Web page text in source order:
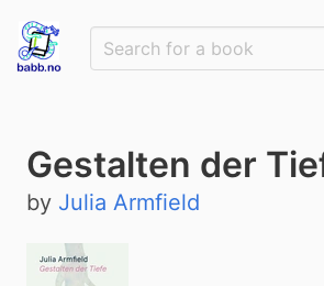
Gestalten der
by Julia Armfield